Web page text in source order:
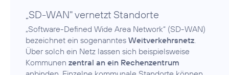
„SD-WAN" vernetzt Standorte
„Software-Defined Wide Area Network“ (SD-WAN)
bezeichnet ein sogenanntes Weitverkehrsnetz.
Über solch ein Netz lassen sich beispielsweise
Kommunen zentral an ein Rechenzentrum